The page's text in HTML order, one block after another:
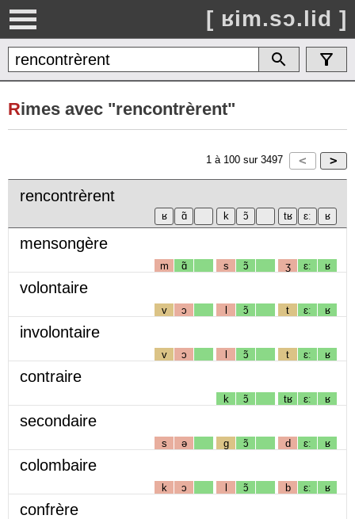
[ ʁim.sɔ.lid ]
Rimes avec "rencontrèrent"
1 à 100 sur 3497
rencontrèrent
mensongère
m ɑ̃ s ɔ̃ ʒ ɛː ʁ
volontaire
v ɔ l ɔ̃ t ɛː ʁ
involontaire
v ɔ l ɔ̃ t ɛː ʁ
contraire
k ɔ̃ tʁ ɛː ʁ
secondaire
s ə g ɔ̃ d ɛː ʁ
colombaire
k ɔ l ɔ̃ b ɛː ʁ
confrère